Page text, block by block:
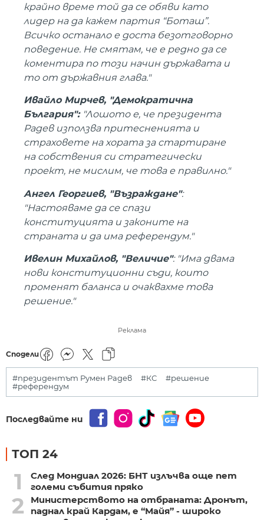
крайно време той да се обяви като
лидер на да кажем партия “Боташ”.
Всичко останало е доста безотговорно
поведение. Не смятам, че е редно да се
коментира по този начин държавата и
то от държавния глава."
Ивайло Мирчев, "Демократична
България": "Лошото е, че президента
Радев използва притесненията и
страховете на хората за стартиране
на собствения си стратегически
проект, не мислим, че това е правилно."
Ангел Георгиев, "Възраждане":
"Настояваме да се спази
конституцията и законите на
страната и да има референдум."
Ивелин Михайлов, "Величие": "Има двама
нови конституционни съди, които
променят баланса и очаквахме това
решение."
Реклама
Сподели
#президентът Румен Радев #КС
#решение
#референдум
Последвайте ни
ТОП 24
1
След Мондиал 2026: БНТ излъчва още пет
големи събития пряко
2
Министерството на отбраната: Дронът,
паднал край Кардам, е “Майя” - широко